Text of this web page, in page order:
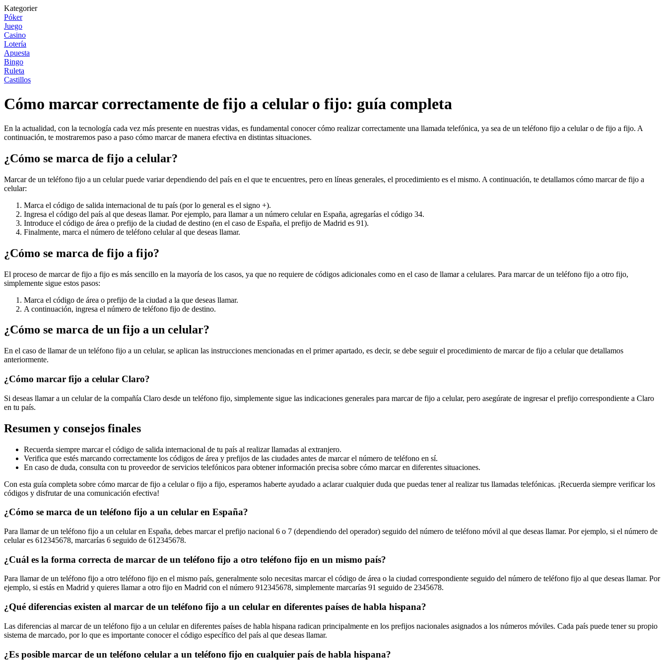
Kategorier
Póker
Juego
Casino
Lotería
Apuesta
Bingo
Ruleta
Castillos
Cómo marcar correctamente de fijo a celular o fijo: guía completa
En la actualidad, con la tecnología cada vez más presente en nuestras vidas, es fundamental conocer cómo realizar correctamente una llamada telefónica, ya sea de un teléfono fijo a celular o de fijo a fijo. A
continuación, te mostraremos paso a paso cómo marcar de manera efectiva en distintas situaciones.
¿Cómo se marca de fijo a celular?
Marcar de un teléfono fijo a un celular puede variar dependiendo del país en el que te encuentres, pero en líneas generales, el procedimiento es el mismo. A continuación, te detallamos cómo marcar de fijo a
celular:
Marca el código de salida internacional de tu país (por lo general es el signo +).
Ingresa el código del país al que deseas llamar. Por ejemplo, para llamar a un número celular en España, agregarías el código 34.
Introduce el código de área o prefijo de la ciudad de destino (en el caso de España, el prefijo de Madrid es 91).
Finalmente, marca el número de teléfono celular al que deseas llamar.
¿Cómo se marca de fijo a fijo?
El proceso de marcar de fijo a fijo es más sencillo en la mayoría de los casos, ya que no requiere de códigos adicionales como en el caso de llamar a celulares. Para marcar de un teléfono fijo a otro fijo,
simplemente sigue estos pasos:
Marca el código de área o prefijo de la ciudad a la que deseas llamar.
A continuación, ingresa el número de teléfono fijo de destino.
¿Cómo se marca de un fijo a un celular?
En el caso de llamar de un teléfono fijo a un celular, se aplican las instrucciones mencionadas en el primer apartado, es decir, se debe seguir el procedimiento de marcar de fijo a celular que detallamos
anteriormente.
¿Cómo marcar fijo a celular Claro?
Si deseas llamar a un celular de la compañía Claro desde un teléfono fijo, simplemente sigue las indicaciones generales para marcar de fijo a celular, pero asegúrate de ingresar el prefijo correspondiente a Claro
en tu país.
Resumen y consejos finales
Recuerda siempre marcar el código de salida internacional de tu país al realizar llamadas al extranjero.
Verifica que estés marcando correctamente los códigos de área y prefijos de las ciudades antes de marcar el número de teléfono en sí.
En caso de duda, consulta con tu proveedor de servicios telefónicos para obtener información precisa sobre cómo marcar en diferentes situaciones.
Con esta guía completa sobre cómo marcar de fijo a celular o fijo a fijo, esperamos haberte ayudado a aclarar cualquier duda que puedas tener al realizar tus llamadas telefónicas. ¡Recuerda siempre verificar los
códigos y disfrutar de una comunicación efectiva!
¿Cómo se marca de un teléfono fijo a un celular en España?
Para llamar de un teléfono fijo a un celular en España, debes marcar el prefijo nacional 6 o 7 (dependiendo del operador) seguido del número de teléfono móvil al que deseas llamar. Por ejemplo, si el número de
celular es 612345678, marcarías 6 seguido de 612345678.
¿Cuál es la forma correcta de marcar de un teléfono fijo a otro teléfono fijo en un mismo país?
Para llamar de un teléfono fijo a otro teléfono fijo en el mismo país, generalmente solo necesitas marcar el código de área o la ciudad correspondiente seguido del número de teléfono fijo al que deseas llamar. Por
ejemplo, si estás en Madrid y quieres llamar a otro fijo en Madrid con el número 912345678, simplemente marcarías 91 seguido de 2345678.
¿Qué diferencias existen al marcar de un teléfono fijo a un celular en diferentes países de habla hispana?
Las diferencias al marcar de un teléfono fijo a un celular en diferentes países de habla hispana radican principalmente en los prefijos nacionales asignados a los números móviles. Cada país puede tener su propio
sistema de marcado, por lo que es importante conocer el código específico del país al que deseas llamar.
¿Es posible marcar de un teléfono celular a un teléfono fijo en cualquier país de habla hispana?